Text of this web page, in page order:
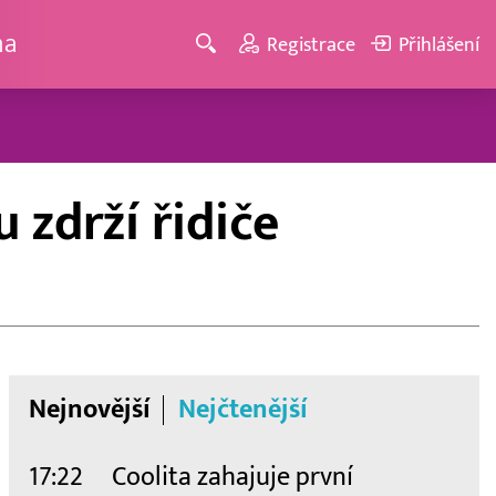
Registrace Přihlášení
zdrží řidiče
Nejnovější Nejčtenější
17:22 Coolita zahajuje první